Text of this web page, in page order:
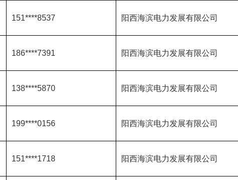
151****8537 阳西海滨电力发展有限公司
186****7391 阳西海滨电力发展有限公司
138****5870 阳西海滨电力发展有限公司
199****0156 阳西海滨电力发展有限公司
151****1718 阳西海滨电力发展有限公司